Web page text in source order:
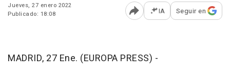
Jueves, 27 enero 2022
Publicado: 18:08
Abrir opciones para
IA Seguir en
MADRID, 27 Ene. (EUROPA PRESS) -